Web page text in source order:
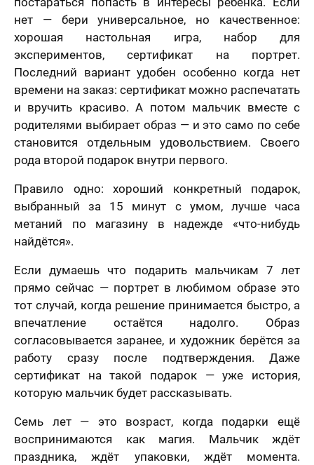
нет — бери универсальное, но качественное:
хорошая настольная игра, набор для
экспериментов, сертификат на портрет.
Последний вариант удобен особенно когда нет
времени на заказ: сертификат можно распечатать
и вручить красиво. А потом мальчик вместе с
родителями выбирает образ — и это само по себе
становится отдельным удовольствием. Своего
рода второй подарок внутри первого.
Правило одно: хороший конкретный подарок,
выбранный за 15 минут с умом, лучше часа
метаний по магазину в надежде «что-нибудь
найдётся».
Если думаешь что подарить мальчикам 7 лет
прямо сейчас — портрет в любимом образе это
тот случай, когда решение принимается быстро, а
впечатление остаётся надолго. Образ
согласовывается заранее, и художник берётся за
работу сразу после подтверждения. Даже
сертификат на такой подарок — уже история,
которую мальчик будет рассказывать.
Семь лет — это возраст, когда подарки ещё
воспринимаются как магия. Мальчик ждёт
праздника, ждёт упаковки, ждёт момента.